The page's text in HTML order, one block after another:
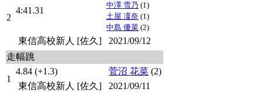
2
4:41.31
中澤 雪乃 (1)
土屋 凜奈 (1)
中島 優菜 (2)
東信高校新人 [佐久]
2021/09/12
走幅跳
1
4.84 (+1.3) 菅沼 花菜 (2)
東信高校新人 [佐久]
2021/09/11